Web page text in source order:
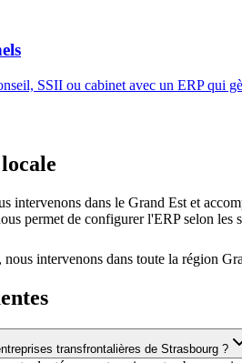
SSII ou cabinet avec un ERP qui
intervenons dans le Grand Est et
permet de configurer l'ERP selon
intervenons dans toute la région
transfrontalières de Strasbourg ?